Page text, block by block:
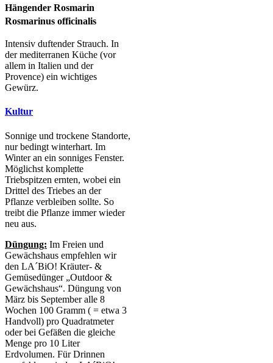
Hängender Rosmarin
Rosmarinus officinalis
Intensiv duftender Strauch. In
der mediterranen Küche (vor
allem in Italien und der
Provence) ein wichtiges
Gewürz.
Kultur
Sonnige und trockene Standorte,
nur bedingt winterhart. Im
Winter an ein sonniges Fenster.
Möglichst komplette
Triebspitzen ernten, wobei ein
Drittel des Triebes an der
Pflanze verbleiben sollte. So
treibt die Pflanze immer wieder
neu aus.
Düngung: Im Freien und
Gewächshaus empfehlen wir
den LA´BiO! Kräuter- &
Gemüsedünger „Outdoor &
Gewächshaus“. Düngung von
März bis September alle 8
Wochen 100 Gramm ( = etwa 3
Handvoll) pro Quadratmeter
oder bei Gefäßen die gleiche
Menge pro 10 Liter
Erdvolumen. Für Drinnen